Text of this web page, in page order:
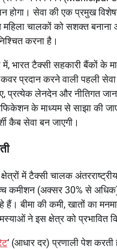
होगा। सेवा की एक प्रमुख
महिला चालकों को सशक्त बनाना
करना है।
में, भारत टैक्सी सहकारी बैंकों के
प्रदान करने वाली पहली सेवा
प्रत्येक लेनदेन और नीतिगत
के माध्यम से साझा की
कैब सेवा बन जाएगी।
में टैक्सी चालक
उच्च कमीशन (अक्सर 30% से
हैं। बीमा की कमी, खातों का
ने इस क्षेत्र को प्रभावित
‘ (आधार दर) प्रणाली पेश